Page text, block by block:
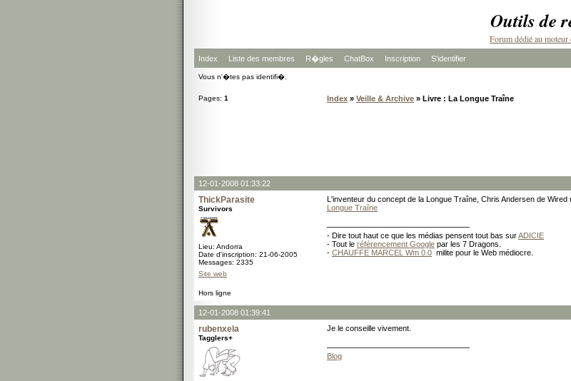
Outils de
Forum dédié au moteur
Index Liste des membres R�gles ChatBox Inscription S'identifier
Vous n'�tes pas identifi�.
Pages: 1 Index » Veille & Archive » Livre : La Longue Traîne
12-01-2008 01:33:22
ThickParasite
Survivors
Lieu: Andorra
Date d'inscription: 21-06-2005
Messages: 2335
Site web
L'inventeur du concept de la Longue Traîne, Chris Andersen de Wired
Longue Traîne
- Dire tout haut ce que les médias pensent tout bas surADICIE
- Tout le référencement Google par les 7 Dragons.
- CHAUFFE MARCEL Wm 0.0 milite pour le Web médiocre.
Hors ligne
12-01-2008 01:39:41
rubenxela
Tagglers+
Je le conseille vivement.
Blog